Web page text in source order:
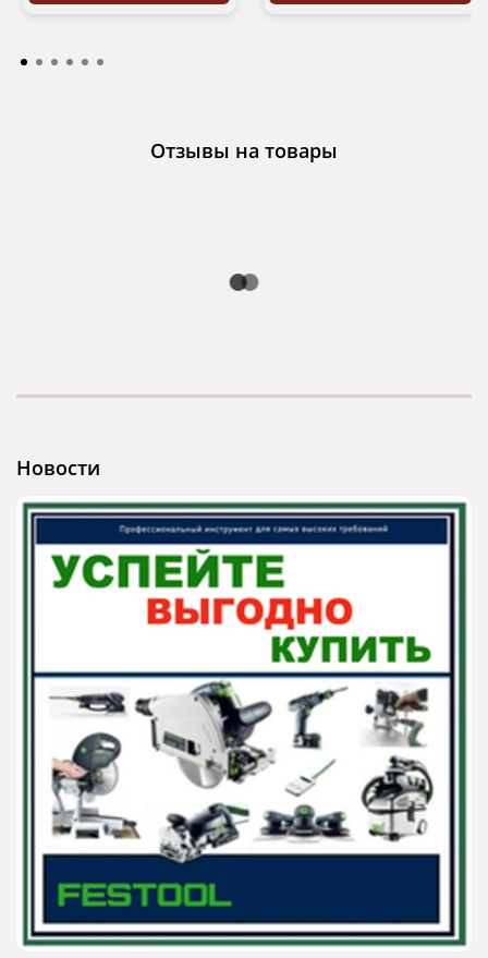
Отзывы на товары
Новости